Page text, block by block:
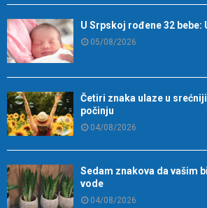
U Srpskoj rođene 32
05/08/2026
Četiri znaka ulaze u
počinju
04/08/2026
Sedam znakova da vašim
vode
04/08/2026